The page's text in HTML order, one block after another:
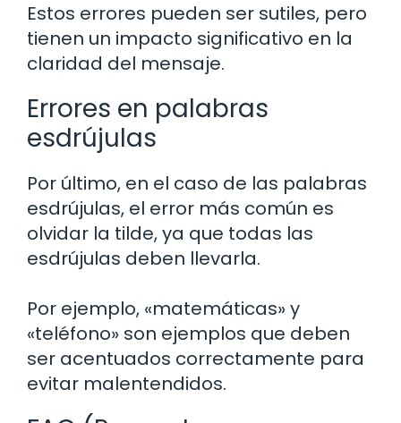
Estos errores pueden ser sutiles, pero
tienen un impacto significativo en la
claridad del mensaje.
Errores en palabras
esdrújulas
Por último, en el caso de las palabras
esdrújulas, el error más común es
olvidar la tilde, ya que todas las
esdrújulas deben llevarla.
Por ejemplo, «matemáticas» y
«teléfono» son ejemplos que deben
ser acentuados correctamente para
evitar malentendidos.